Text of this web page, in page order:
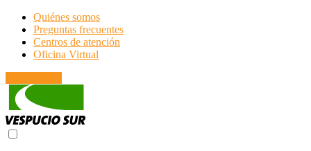
Quiénes somos
Preguntas frecuentes
Centros de atención
Oficina Virtual